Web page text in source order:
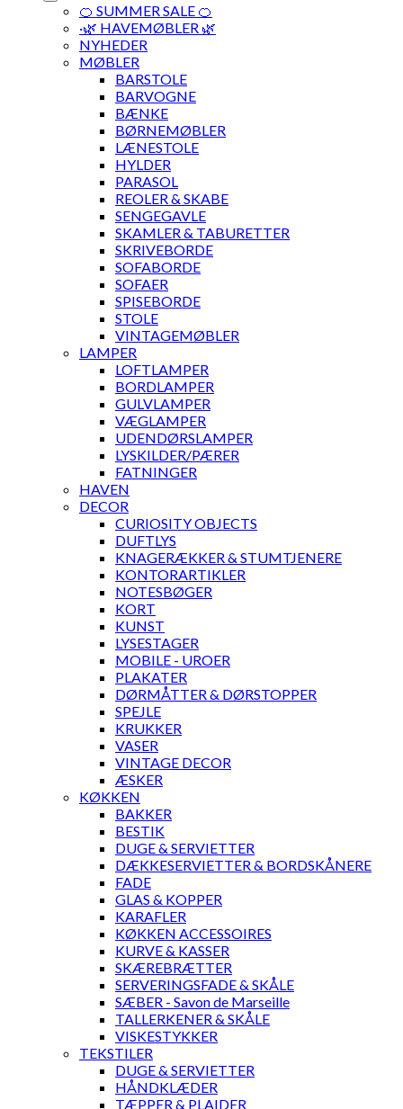
🍊 SUMMER SALE 🍊
·🌿 HAVEMØBLER 🌿
NYHEDER
MØBLER
BARSTOLE
BARVOGNE
BÆNKE
BØRNEMØBLER
LÆNESTOLE
HYLDER
PARASOL
REOLER & SKABE
SENGEGAVLE
SKAMLER & TABURETTER
SKRIVEBORDE
SOFABORDE
SOFAER
SPISEBORDE
STOLE
VINTAGEMØBLER
LAMPER
LOFTLAMPER
BORDLAMPER
GULVLAMPER
VÆGLAMPER
UDENDØRSLAMPER
LYSKILDER/PÆRER
FATNINGER
HAVEN
DECOR
CURIOSITY OBJECTS
DUFTLYS
KNAGERÆKKER & STUMTJENERE
KONTORARTIKLER
NOTESBØGER
KORT
KUNST
LYSESTAGER
MOBILE - UROER
PLAKATER
DØRMÅTTER & DØRSTOPPER
SPEJLE
KRUKKER
VASER
VINTAGE DECOR
ÆSKER
KØKKEN
BAKKER
BESTIK
DUGE & SERVIETTER
DÆKKESERVIETTER & BORDSKÅNERE
FADE
GLAS & KOPPER
KARAFLER
KØKKEN ACCESSOIRES
KURVE & KASSER
SKÆREBRÆTTER
SERVERINGSFADE & SKÅLE
SÆBER - Savon de Marseille
TALLERKENER & SKÅLE
VISKESTYKKER
TEKSTILER
DUGE & SERVIETTER
HÅNDKLÆDER
TÆPPER & PLAIDER